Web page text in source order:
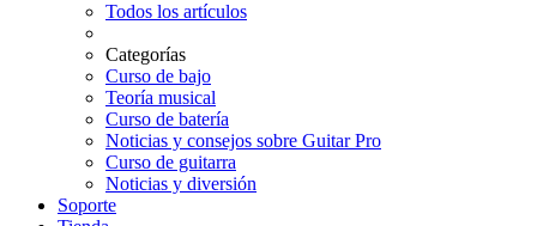
Todos los artículos
Categorías
Curso de bajo
Teoría musical
Curso de batería
Noticias y consejos sobre Guitar Pro
Curso de guitarra
Noticias y diversión
Soporte